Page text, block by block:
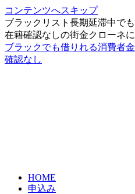
コンテンツへスキップ
ブラックリスト長期延滞中で
在籍確認なしの街金クローネ
ブラックでも借りれる消費者
確認なし
HOME
申込み